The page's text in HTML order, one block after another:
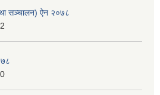
सञ्चालन) ऐन २०७८